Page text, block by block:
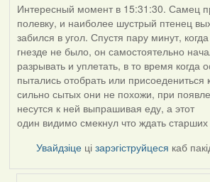
Интересный момент в 15:31:30. Самец
полевку, и наиболее шустрый птенец
забился в угол. Спустя пару минут,
гнезде не было, он самостоятельно
разрывать и уплетать, в то время когда
пытались отобрать или присоедениться
сильно сытых они не похожи, при
несутся к ней выпрашивая еду, а этот
один видимо смекнул что ждать
Увайдзіце цізарэгіструйцеся каб